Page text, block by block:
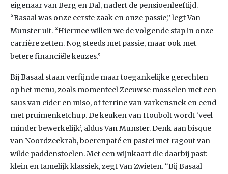
eigenaar van Berg en Dal, nadert de pensioenleeftijd.
“Basaal was onze eerste zaak en onze passie,” legt Van
Munster uit. “Hiermee willen we de volgende stap in onze
carrière zetten. Nog steeds met passie, maar ook met
betere financiële keuzes.”
Bij Basaal staan verfijnde maar toegankelijke gerechten
op het menu, zoals momenteel Zeeuwse mosselen met een
saus van cider en miso, of terrine van varkensnek en eend
met pruimenketchup. De keuken van Houbolt wordt ‘veel
minder bewerkelijk’, aldus Van Munster. Denk aan bisque
van Noordzeekrab, boerenpaté en pastei met ragout van
wilde paddenstoelen. Met een wijnkaart die daarbij past:
klein en tamelijk klassiek, zegt Van Zwieten. “Bij Basaal